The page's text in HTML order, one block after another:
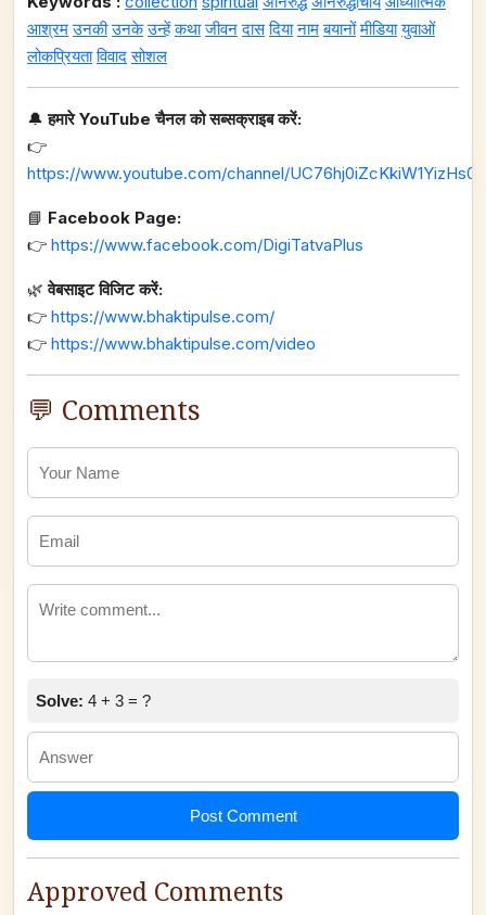
आश्रम उनकी उनके उन्हें कथा जीवन दास दिया नाम बयानों मीडिया युवाओं
लोकप्रियता विवाद सोशल
🔔हमारे YouTube चैनल को सब्सक्राइब करें:
👉
https://www.youtube.com/channel/
📘 Facebook Page:
👉 https://www.facebook.com/DigiTatvaPlus
🌿वेबसाइट विजिट करें:
👉 https://www.bhaktipulse.com/
👉 https://www.bhaktipulse.com/video
💬 Comments
Solve: 4 + 3 = ?
Post Comment
Approved Comments